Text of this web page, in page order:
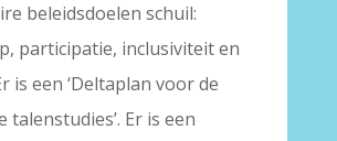
beleidsdoelen schuil:
participatie, inclusiviteit en
is een ‘Deltaplan voor de
talenstudies’. Er is een